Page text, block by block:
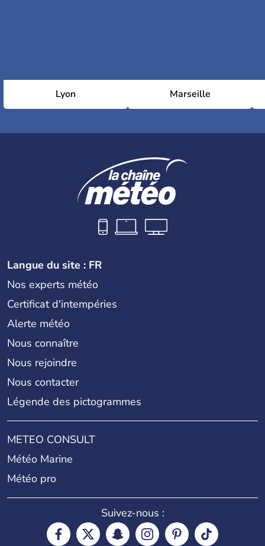
Lyon Marseille
Langue du site : FR
Nos experts météo
Certificat d'intempéries
Alerte météo
Nous connaître
Nous rejoindre
Nous contacter
Légende des pictogrammes
METEO CONSULT
Météo Marine
Météo pro
Suivez-nous :